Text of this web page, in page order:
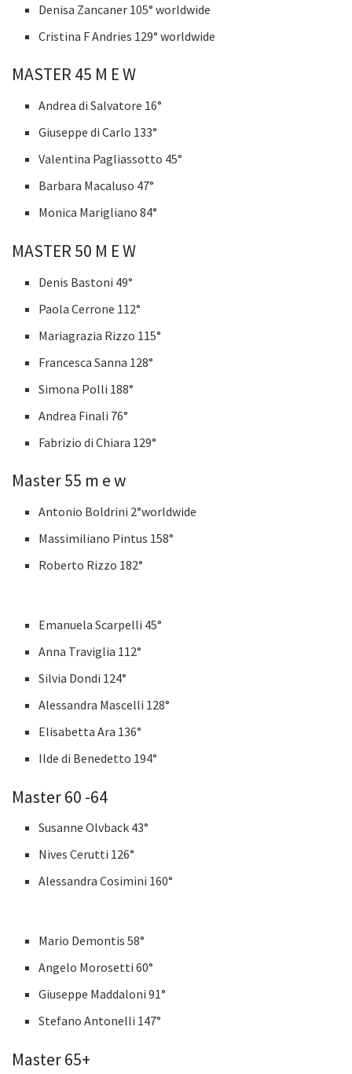
Denisa Zancaner 105° worldwide
Cristina F Andries 129° worldwide
MASTER 45 M E W
Andrea di Salvatore 16°
Giuseppe di Carlo 133°
Valentina Pagliassotto 45°
Barbara Macaluso 47°
Monica Marigliano 84°
MASTER 50 M E W
Denis Bastoni 49°
Paola Cerrone 112°
Mariagrazia Rizzo 115°
Francesca Sanna 128°
Simona Polli 188°
Andrea Finali 76°
Fabrizio di Chiara 129°
Master 55 m e w
Antonio Boldrini 2°worldwide
Massimiliano Pintus 158°
Roberto Rizzo 182°
Emanuela Scarpelli 45°
Anna Traviglia 112°
Silvia Dondi 124°
Alessandra Mascelli 128°
Elisabetta Ara 136°
Ilde di Benedetto 194°
Master 60 -64
Susanne Olvback 43°
Nives Cerutti 126°
Alessandra Cosimini 160°
Mario Demontis 58°
Angelo Morosetti 60°
Giuseppe Maddaloni 91°
Stefano Antonelli 147°
Master 65+